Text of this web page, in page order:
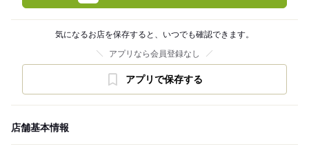
気になるお店を保存すると、いつでも確認できます。
アプリなら会員登録なし
アプリで保存する
店舗基本情報